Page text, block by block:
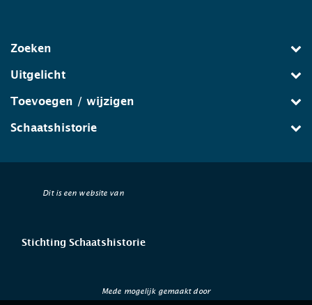
Zoeken
Uitgelicht
Toevoegen / wijzigen
Schaatshistorie
Dit is een website van
Stichting Schaatshistorie
Mede mogelijk gemaakt door